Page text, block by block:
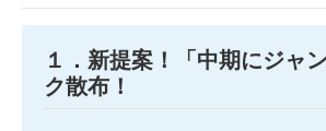
１．新提案！「中期にジャ
ク散布！